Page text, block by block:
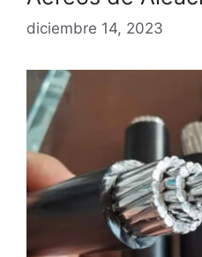
diciembre 14, 2023